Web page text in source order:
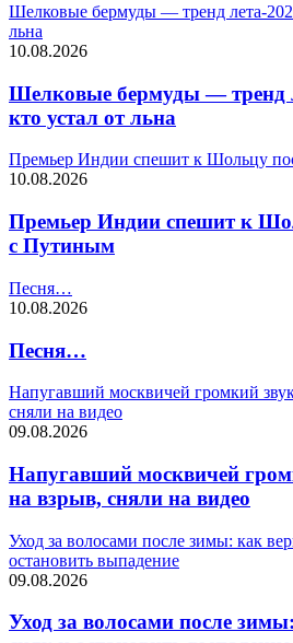
Шелковые бермуды — тренд лета-
льна
10.08.2026
Шелковые бермуды — тренд
кто устал от льна
Премьер Индии спешит к Шольцу
10.08.2026
Премьер Индии спешит к
с Путиным
Песня…
10.08.2026
Песня…
Напугавший москвичей громкий
сняли на видео
09.08.2026
Напугавший москвичей
на взрыв, сняли на видео
Уход за волосами после зимы: как
остановить выпадение
09.08.2026
Уход за волосами после